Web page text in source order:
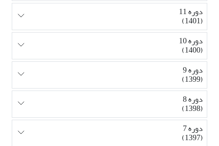
دوره 11
(1401)
دوره 10
(1400)
دوره 9
(1399)
دوره 8
(1398)
دوره 7
(1397)